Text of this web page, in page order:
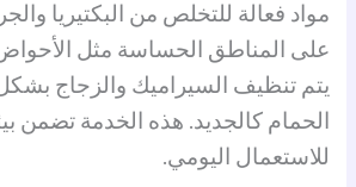
مواد فعالة للتخلص من البكتيريا
على المناطق الحساسة مثل
يتم تنظيف السيراميك والزجاج
الحمام كالجديد. هذه الخدمة تضمن
للاستعمال اليومي.